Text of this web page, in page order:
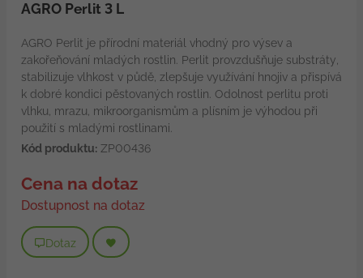
AGRO Perlit 3 L
AGRO Perlit je přírodní materiál vhodný pro výsev a
zakořeňování mladých rostlin. Perlit provzdušňuje substráty,
stabilizuje vlhkost v půdě, zlepšuje využívání hnojiv a přispívá
k dobré kondici pěstovaných rostlin. Odolnost perlitu proti
vlhku, mrazu, mikroorganismům a plísním je výhodou při
použití s mladými rostlinami.
Kód produktu:ZP00436
Cena na dotaz
Dostupnost na dotaz
Dotaz